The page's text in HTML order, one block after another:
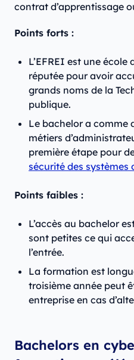
contrat d’apprentissage
Points forts :
L’EFREI est une école
réputée pour avoir
grands noms de la
publique.
Le bachelor a comme
métiers
première étape pour
sécurité des
Points faibles :
L’accès au bachelor
sont petites ce qui
l’entrée.
La formation est
troisième année peut
entreprise en cas
Bachelors en